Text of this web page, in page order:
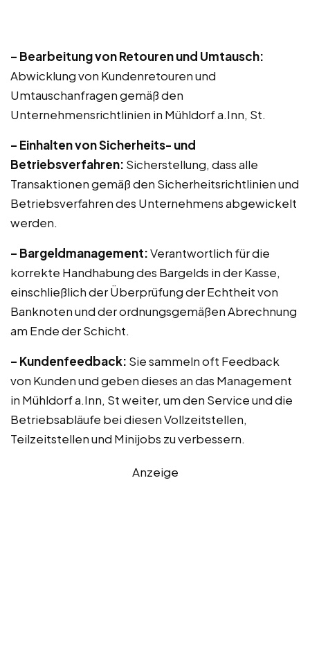
– Bearbeitung von Retouren und Umtausch:
Abwicklung von Kundenretouren und
Umtauschanfragen gemäß den
Unternehmensrichtlinien in Mühldorf a.Inn, St.
– Einhalten von Sicherheits- und
Betriebsverfahren: Sicherstellung, dass alle
Transaktionen gemäß den Sicherheitsrichtlinien und
Betriebsverfahren des Unternehmens abgewickelt
werden.
– Bargeldmanagement:Verantwortlich für die
korrekte Handhabung des Bargelds in der Kasse,
einschließlich der Überprüfung der Echtheit von
Banknoten und der ordnungsgemäßen Abrechnung
am Ende der Schicht.
– Kundenfeedback: Sie sammeln oft Feedback
von Kunden und geben dieses an das Management
in Mühldorf a.Inn, St weiter, um den Service und die
Betriebsabläufe bei diesen Vollzeitstellen,
Teilzeitstellen und Minijobs zu verbessern.
Anzeige